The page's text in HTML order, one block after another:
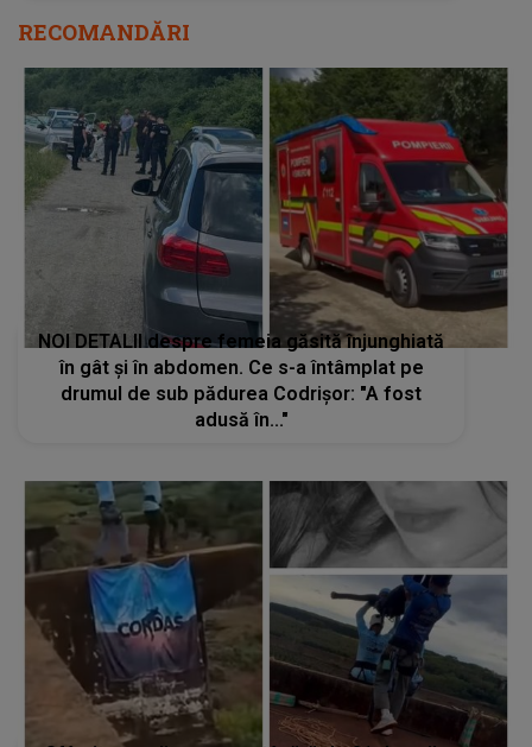
RECOMANDĂRI
NOI DETALII despre femeia găsită înjunghiată
în gât și în abdomen. Ce s-a întâmplat pe
drumul de sub pădurea Codrișor: "A fost
adusă în..."